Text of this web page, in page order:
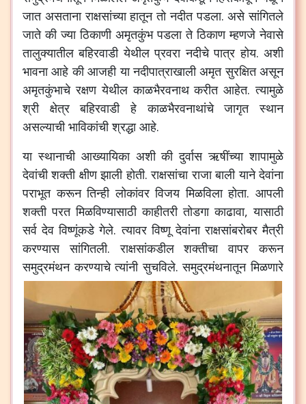
जात असताना राक्षसांच्या हातून तो नदीत पडला. असे सांगितले
जाते की ज्या ठिकाणी अमृतकुंभ पडला ते ठिकाण म्हणजे नेवासे
तालुक्यातील बहिरवाडी येथील प्रवरा नदीचे पात्र होय. अशी
भावना आहे की आजही या नदीपात्राखाली अमृत सुरक्षित असून
अमृतकुंभाचे रक्षण येथील काळभैरवनाथ करीत आहेत. त्यामुळे
श्री क्षेत्र बहिरवाडी हे काळभैरवनाथांचे जागृत स्थान
असल्याची भाविकांची श्रद्धा आहे.
या स्थानाची आख्यायिका अशी की दुर्वास ऋषींच्या शापामुळे
देवांची शक्ती क्षीण झाली होती. राक्षसांचा राजा बाली याने देवांना
पराभूत करून तिन्ही लोकांवर विजय मिळविला होता. आपली
शक्ती परत मिळविण्यासाठी काहीतरी तोडगा काढावा, यासाठी
सर्व देव विष्णूंकडे गेले. त्यावर विष्णू देवांना राक्षसांबरोबर मैत्री
करण्यास सांगितली. राक्षसांकडील शक्तीचा वापर करून
समुद्रमंथन करण्याचे त्यांनी सुचविले. समुद्रमंथनातून मिळणारे